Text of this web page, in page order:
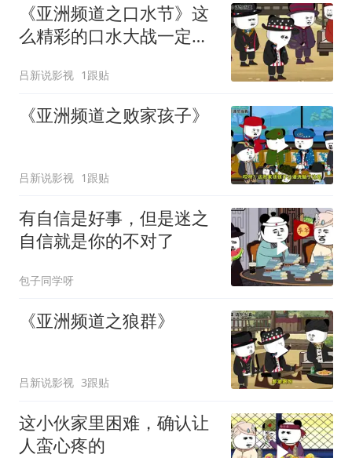
《亚洲频道之口水节》这
么精彩的口水大战一定不
吕新说影视 1跟贴
《亚洲频道之败家孩子》
吕新说影视 1跟贴
有自信是好事，但是迷之
自信就是你的不对了
包子同学呀
《亚洲频道之狼群》
吕新说影视 3跟贴
这小伙家里困难，确认让
人蛮心疼的